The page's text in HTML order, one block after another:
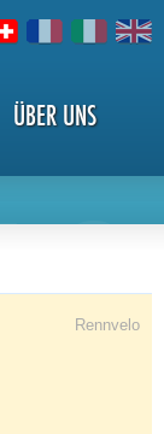
ÜBER UNS
Rennvelo